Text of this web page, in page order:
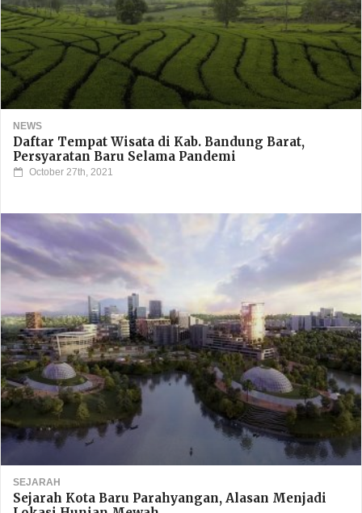
NEWS
Daftar Tempat Wisata di Kab. Bandung Barat,
Persyaratan Baru Selama Pandemi
October 27th, 2021
SEJARAH
Sejarah Kota Baru Parahyangan, Alasan Menjadi